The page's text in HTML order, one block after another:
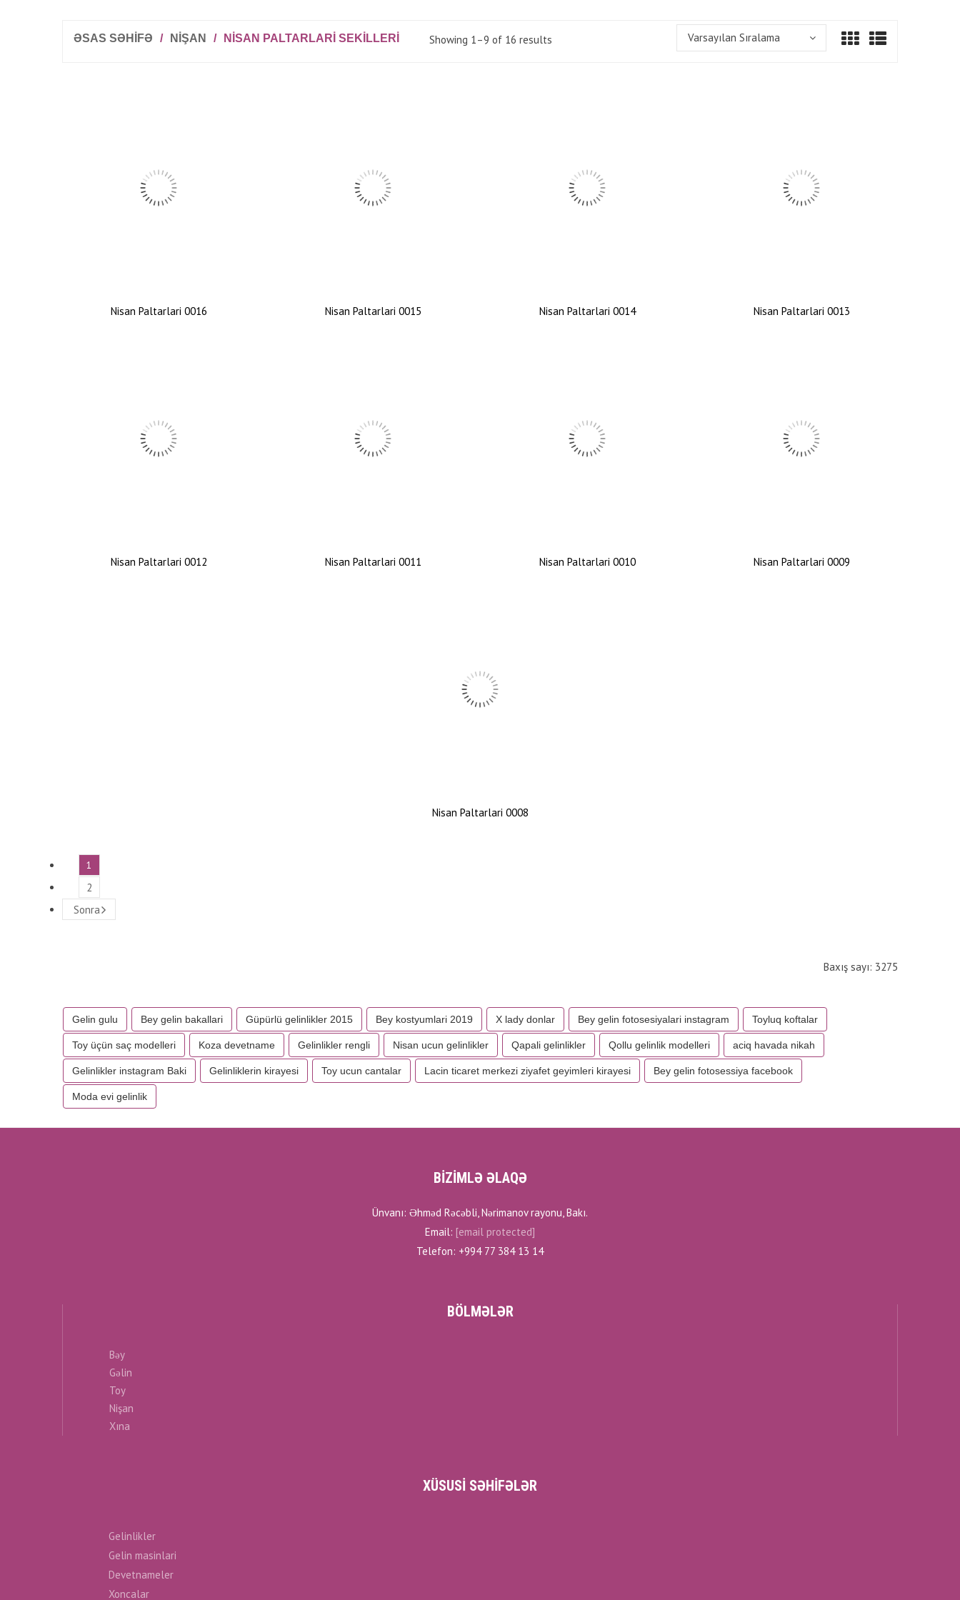
ƏSAS SƏHİFƏ / NIŞAN / NISAN PALTARLARI SEKILLERI Showing 1–9 of 16 results Varsayılan Sıralama
Nisan Paltarlari 0016 Nisan Paltarlari 0015 Nisan Paltarlari 0014 Nisan Paltarlari 0013
Nisan Paltarlari 0012 Nisan Paltarlari 0011 Nisan Paltarlari 0010 Nisan Paltarlari 0009
Nisan Paltarlari 0008
1
2
Sonra
Baxış sayı: 3275
Gelin gulu Bey gelin bakallari Güpürlü gelinlikler 2015 Bey kostyumlari 2019 X lady donlar Bey gelin fotosesiyalari instagram Toyluq koftalar
Toy üçün saç modelleri Koza devetname Gelinlikler rengli Nisan ucun gelinlikler Qapali gelinlikler Qollu gelinlik modelleri aciq havada nikah
Gelinlikler instagram Baki Gelinliklerin kirayesi Toy ucun cantalar Lacin ticaret merkezi ziyafet geyimleri kirayesi Bey gelin fotosessiya facebook
Moda evi gelinlik
BİZİMLƏ ƏLAQƏ
Ünvanı: Əhməd Rəcəbli, Nərimanov rayonu, Bakı.
Email: [email protected]
Telefon: +994 77 384 13 14
BÖLMƏLƏR
Bəy
Gəlin
Toy
Nişan
Xına
XÜSUSI SƏHIFƏLƏR
Gelinlikler
Gelin masinlari
Devetnameler
Xoncalar